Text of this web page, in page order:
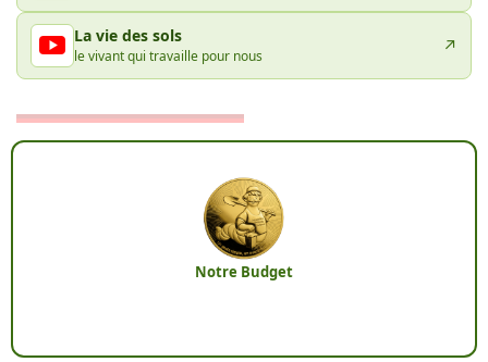
La vie des sols
le vivant qui travaille pour nous ↗
Notre Budget